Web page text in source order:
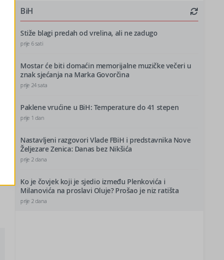
BiH
Stiže blagi predah od vrelina, ali ne zadugo
prije 6 sati
Mostar će biti domaćin memorijalne muzičke večeri u
znak sjećanja na Marka Govorčina
prije 24 sata
Paklene vrućine u BiH: Temperature do 41 stepen
prije 1 dan
Nastavljeni razgovori Vlade FBiH i predstavnika Nove
Željezare Zenica: Danas bez Nikšića
prije 2 dana
Ko je čovjek koji je sjedio između Plenkovića i
Milanovića na proslavi Oluje? Prošao je niz ratišta
prije 2 dana